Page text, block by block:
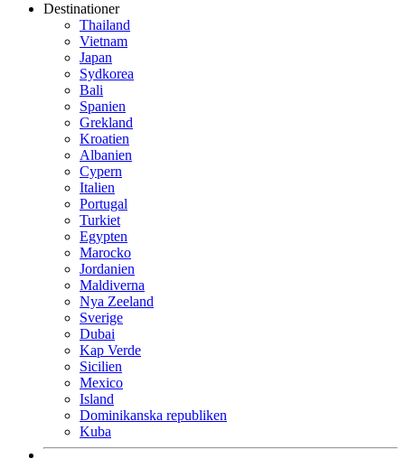
Destinationer
Thailand
Vietnam
Japan
Sydkorea
Bali
Spanien
Grekland
Kroatien
Albanien
Cypern
Italien
Portugal
Turkiet
Egypten
Marocko
Jordanien
Maldiverna
Nya Zeeland
Sverige
Dubai
Kap Verde
Sicilien
Mexico
Island
Dominikanska republiken
Kuba